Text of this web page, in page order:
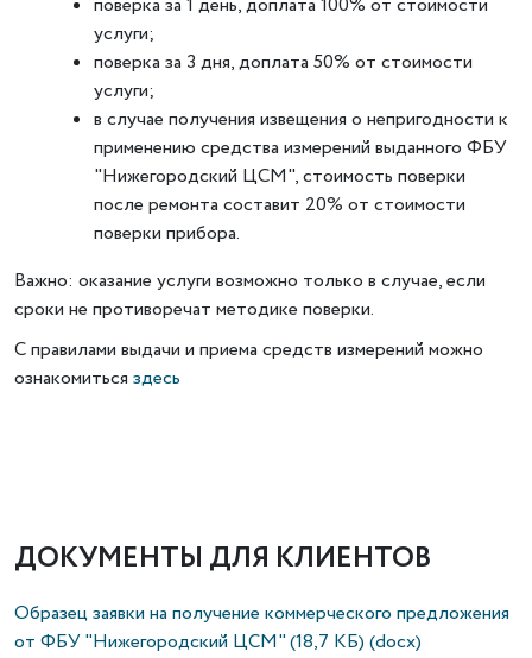
услуги;
поверка за 3 дня, доплата 50% от стоимости
услуги;
в случае получения извещения о непригодности к
применению средства измерений выданного ФБУ
"Нижегородский ЦСМ", стоимость поверки
после ремонта составит 20% от стоимости
поверки прибора.
Важно: оказание услуги возможно только в случае, если
сроки не противоречат методике поверки.
С правилами выдачи и приема средств измерений можно
ознакомиться здесь
ДОКУМЕНТЫ ДЛЯ КЛИЕНТОВ
Образец заявки на получение коммерческого предложения
от ФБУ "Нижегородский ЦСМ" (18,7 КБ) (docx)